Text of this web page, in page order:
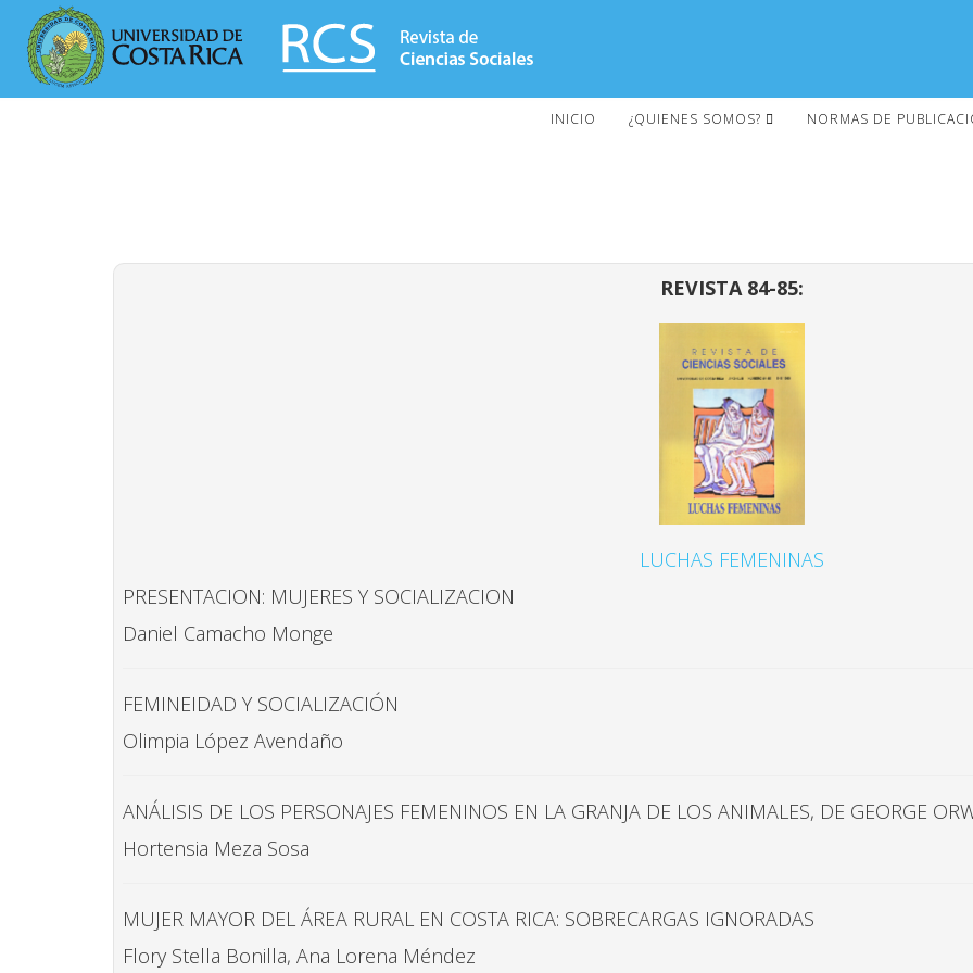
INICIO ¿QUIENES SOMOS? NORMAS DE
REVISTA 84-85:
LUCHAS FEMENINAS
PRESENTACION: MUJERES Y SOCIALIZACION
Daniel Camacho Monge
FEMINEIDAD Y SOCIALIZACIÓN
Olimpia López Avendaño
ANÁLISIS DE LOS PERSONAJES FEMENINOS EN LA GRANJA DE LOS ANIMALES, DE GEORGE
Hortensia Meza Sosa
MUJER MAYOR DEL ÁREA RURAL EN COSTA RICA: SOBRECARGAS IGNORADAS
Flory Stella Bonilla, Ana Lorena Méndez